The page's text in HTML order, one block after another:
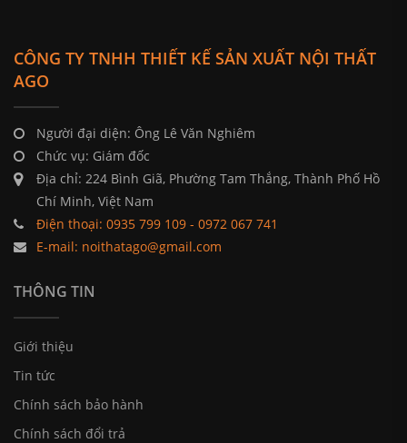
CÔNG TY TNHH THIẾT KẾ SẢN XUẤT NỘI THẤT
AGO
Người đại diện: Ông Lê Văn Nghiêm
Chức vụ: Giám đốc
Địa chỉ: 224 Bình Giã, Phường Tam Thắng, Thành Phố Hồ
Chí Minh, Việt Nam
Điện thoại: 0935 799 109 - 0972 067 741
E-mail: noithatago@gmail.com
THÔNG TIN
Giới thiệu
Tin tức
Chính sách bảo hành
Chính sách đổi trả